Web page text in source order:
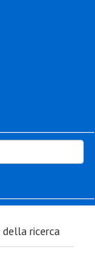
ricerca